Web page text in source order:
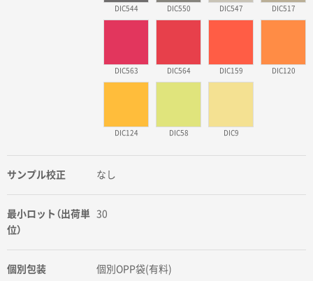
DIC544 DIC550 DIC547 DIC517
DIC563 DIC564 DIC159 DIC120
DIC124 DIC58 DIC9
サンプル校正 なし
最小ロット（出荷単
位）
30
個別包装 個別OPP袋(有料)